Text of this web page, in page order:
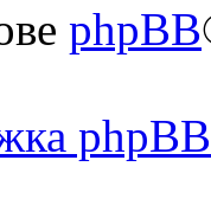
phpBB
phpBB